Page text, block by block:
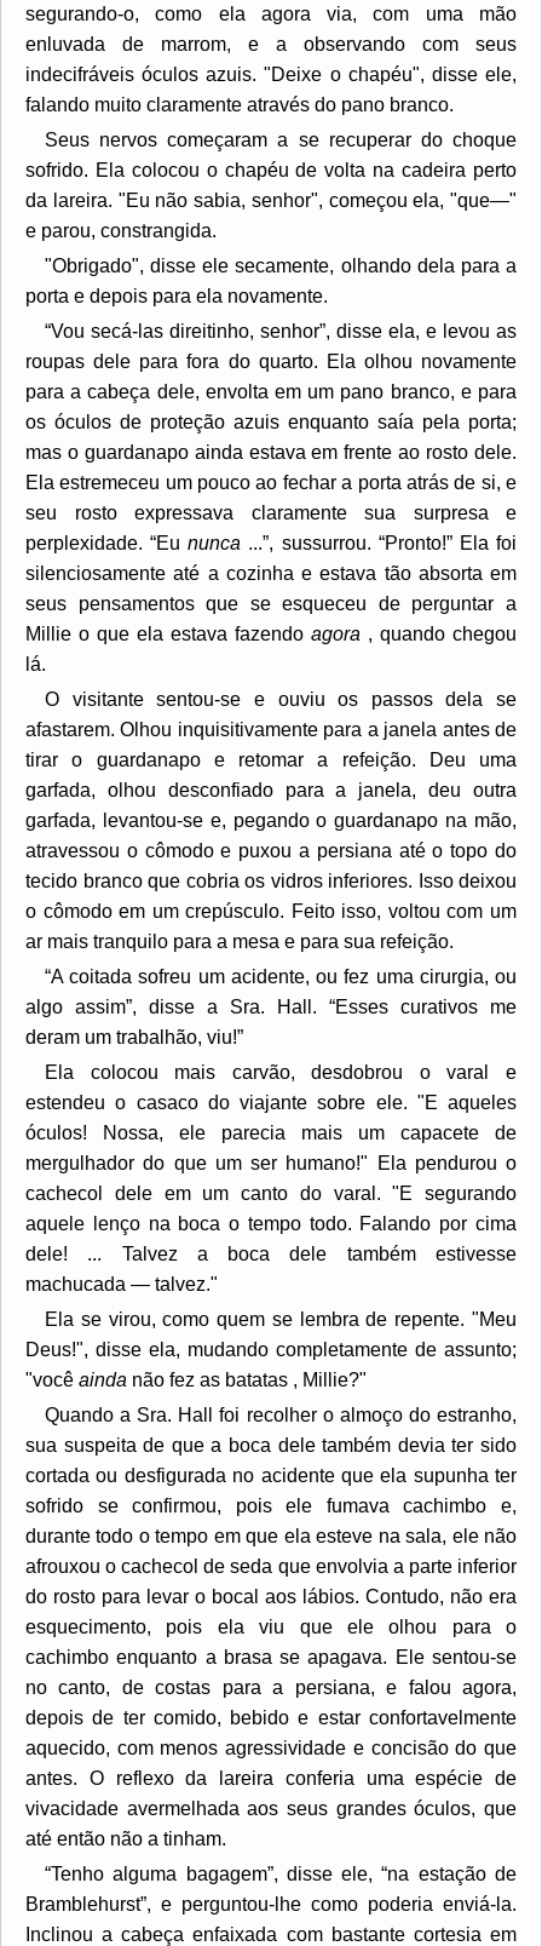
segurando-o, como ela agora via, com uma mão
enluvada de marrom, e a observando com seus
indecifráveis ​​óculos azuis. "Deixe o chapéu", disse ele,
falando muito claramente através do pano branco.
Seus nervos começaram a se recuperar do choque
sofrido. Ela colocou o chapéu de volta na cadeira perto
da lareira. "Eu não sabia, senhor", começou ela, "que—"
e parou, constrangida.
"Obrigado", disse ele secamente, olhando dela para a
porta e depois para ela novamente.
“Vou secá-las direitinho, senhor”, disse ela, e levou as
roupas dele para fora do quarto. Ela olhou novamente
para a cabeça dele, envolta em um pano branco, e para
os óculos de proteção azuis enquanto saía pela porta;
mas o guardanapo ainda estava em frente ao rosto dele.
Ela estremeceu um pouco ao fechar a porta atrás de si, e
seu rosto expressava claramente sua surpresa e
perplexidade. “Eununca ...”, sussurrou. “Pronto!” Ela foi
silenciosamente até a cozinha e estava tão absorta em
seus pensamentos que se esqueceu de perguntar a
Millie o que ela estava fazendo agora , quando chegou
lá.
O visitante sentou-se e ouviu os passos dela se
afastarem. Olhou inquisitivamente para a janela antes de
tirar o guardanapo e retomar a refeição. Deu uma
garfada, olhou desconfiado para a janela, deu outra
garfada, levantou-se e, pegando o guardanapo na mão,
atravessou o cômodo e puxou a persiana até o topo do
tecido branco que cobria os vidros inferiores. Isso deixou
o cômodo em um crepúsculo. Feito isso, voltou com um
ar mais tranquilo para a mesa e para sua refeição.
“A coitada sofreu um acidente, ou fez uma cirurgia, ou
algo assim”, disse a Sra. Hall. “Esses curativos me
deram um trabalhão, viu!”
Ela colocou mais carvão, desdobrou o varal e
estendeu o casaco do viajante sobre ele. "E aqueles
óculos! Nossa, ele parecia mais um capacete de
mergulhador do que um ser humano!" Ela pendurou o
cachecol dele em um canto do varal. "E segurando
aquele lenço na boca o tempo todo. Falando por cima
dele! ... Talvez a boca dele também estivesse
machucada — talvez."
Ela se virou, como quem se lembra de repente. "Meu
Deus!", disse ela, mudando completamente de assunto;
"você ainda não fez as batatas , Millie?"
Quando a Sra. Hall foi recolher o almoço do estranho,
sua suspeita de que a boca dele também devia ter sido
cortada ou desfigurada no acidente que ela supunha ter
sofrido se confirmou, pois ele fumava cachimbo e,
durante todo o tempo em que ela esteve na sala, ele não
afrouxou o cachecol de seda que envolvia a parte inferior
do rosto para levar o bocal aos lábios. Contudo, não era
esquecimento, pois ela viu que ele olhou para o
cachimbo enquanto a brasa se apagava. Ele sentou-se
no canto, de costas para a persiana, e falou agora,
depois de ter comido, bebido e estar confortavelmente
aquecido, com menos agressividade e concisão do que
antes. O reflexo da lareira conferia uma espécie de
vivacidade avermelhada aos seus grandes óculos, que
até então não a tinham.
“Tenho alguma bagagem”, disse ele, “na estação de
Bramblehurst”, e perguntou-lhe como poderia enviá-la.
Inclinou a cabeça enfaixada com bastante cortesia em